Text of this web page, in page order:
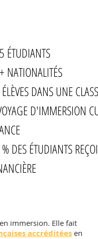
ÉTUDIANTS
NATIONALITÉS
DANS UNE
D'IMMERSION
DES ÉTUDIANTS
immersion. Elle fait
accréditéesen